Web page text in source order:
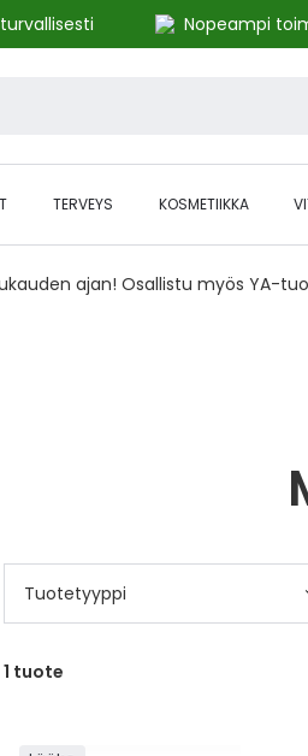
Nopeampi
TERVEYS KOSMETIIKKA
ajan! Osallistu myös YA-
Tuotetyyppi
1 tuote